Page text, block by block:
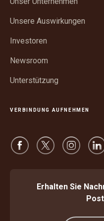
Unsere Auswirkungen
Investoren
Newsroom
Unterstützung
VERBINDUNG AUFNEHMEN
Erhalten Sie